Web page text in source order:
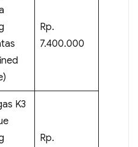
Rp.
7.400.000
K3
Rp.